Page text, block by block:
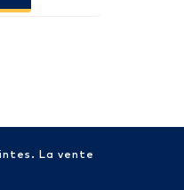
La vente